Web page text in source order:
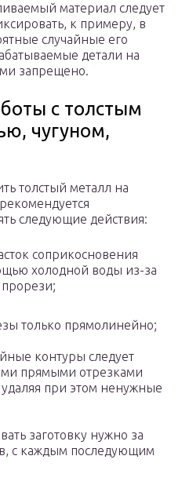
материал следует
к примеру, в
случайные его
детали на
запрещено.
с толстым
чугуном,
толстый металл на
следующие действия:
соприкосновения
холодной воды из-за
прорези;
только прямолинейно;
контуры следует
прямыми отрезками
при этом ненужные
заготовку нужно за
с каждым последующим